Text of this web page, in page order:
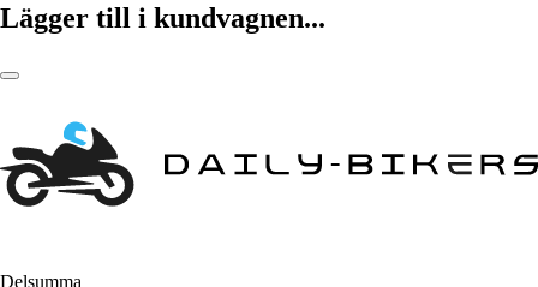
Lägger till i kundvagnen...
Delsumma